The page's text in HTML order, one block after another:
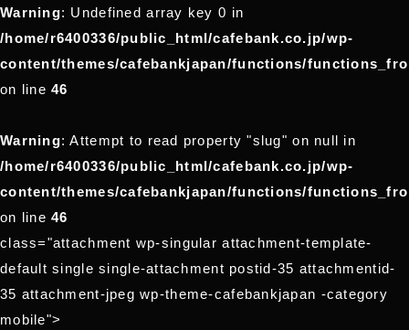
Warning: Undefined array key 0 in
/home/r6400336/public_html/cafebank.co.jp/wp-
content/themes/cafebankjapan/functions/
on line46
Warning: Attempt to read property "slug" on null in
/home/r6400336/public_html/cafebank.co.jp/wp-
content/themes/cafebankjapan/functions/
on line46
class="attachment wp-singular attachment-template-
default single single-attachment postid-35 attachmentid-
35 attachment-jpeg wp-theme-cafebankjapan -category
mobile">